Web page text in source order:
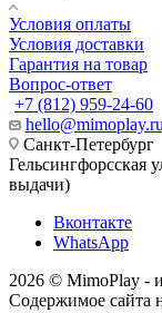
Условия оплаты
Условия доставки
Гарантия на товар
Вопрос-ответ
+7 (812) 959-24-60
hello@mimoplay.ru
Санкт-Петербург
Гельсингфорсская
выдачи)
Вконтакте
WhatsApp
2026 © MimoPlay -
Содержимое сайта